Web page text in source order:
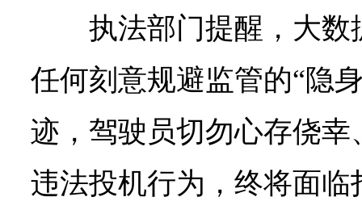
执法部门提醒，大
任何刻意规避监管的“隐
迹，驾驶员切勿心存侥
违法投机行为，终将面